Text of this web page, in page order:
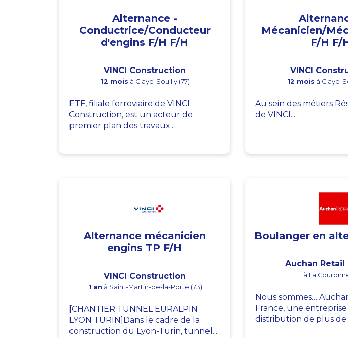
Alternance -
Conductrice/Conducteur
d'engins F/H F/H
VINCI Construction
12 mois à Claye-Souilly (77)
ETF, filiale ferroviaire de VINCI
Construction, est un acteur de
premier plan des travaux...
Mécanicien/
F/H F/
VINCI
12 mois à Claye-
Au sein des métiers
de VINCI...
Alternance mécanicien
engins TP F/H
VINCI Construction
1 an à Saint-Martin-de-la-Porte (73)
[CHANTIER TUNNEL EURALPIN
LYON TURIN]Dans le cadre de la
construction du Lyon-Turin, tunnel...
Boulanger en
Auchan Retail
à La
Nous sommes…
France, une
distribution de plus de